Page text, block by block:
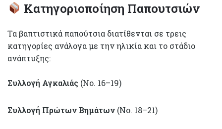
Κατηγοριοποίηση Παπουτσιών
Τα βαπτιστικά παπούτσια διατίθενται σε τρεις
κατηγορίες ανάλογα με την ηλικία και το στάδιο
ανάπτυξης:
Συλλογή Αγκαλιάς (Νο. 16–19)
Συλλογή Πρώτων Βημάτων (Νο. 18–21)